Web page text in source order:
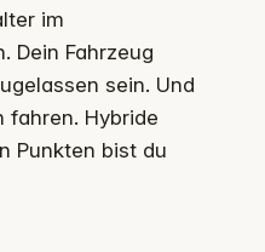
im
Dein Fahrzeug
sein. Und
fahren. Hybride
Punkten bist du